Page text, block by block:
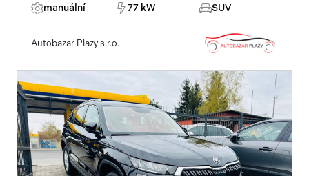
manuální
77 kW SUV
Autobazar Plazy s.r.o.